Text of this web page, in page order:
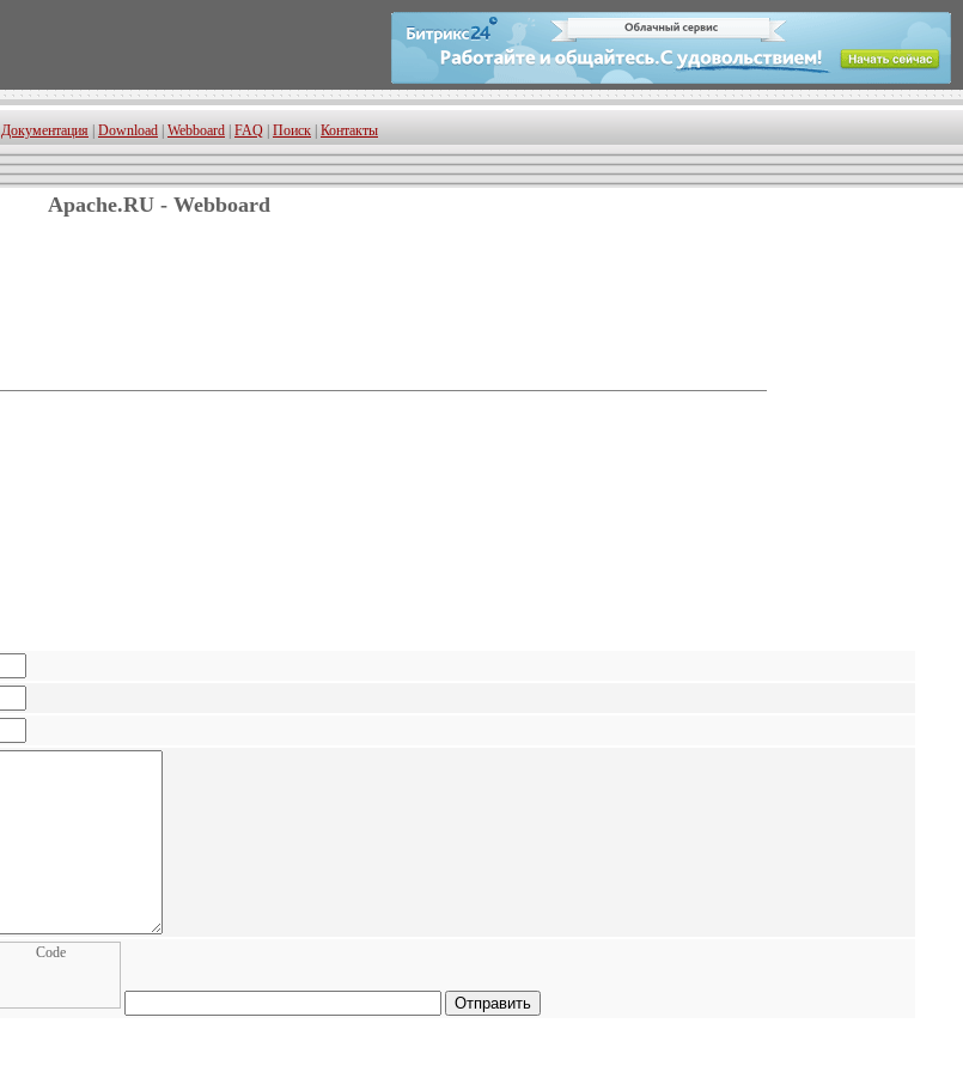
Документация Download Webboard FAQ Поиск Контакты
Apache.RU - Webboard